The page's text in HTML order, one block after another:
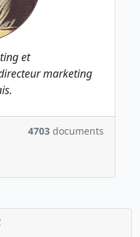
et
marketing
4703 documents